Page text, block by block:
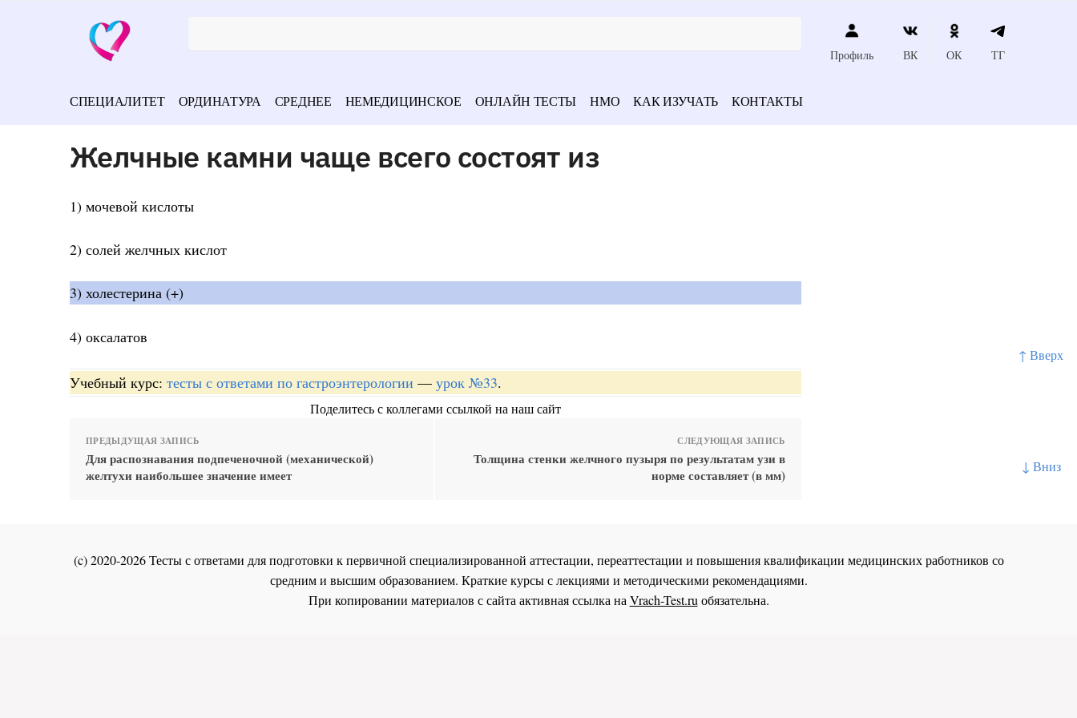
↑ Вверх
↓ Вниз
Профиль ВК ОК ТГ
СПЕЦИАЛИТЕТ ОРДИНАТУРА СРЕДНЕЕ НЕМЕДИЦИНСКОЕ ОНЛАЙН ТЕСТЫ НМО КАК ИЗУЧАТЬ КОНТАКТЫ
Желчные камни чаще всего состоят из
1) мочевой кислоты
2) солей желчных кислот
3) холестерина (+)
4) оксалатов
Учебный курс: тесты с ответами по гастроэнтерологии — урок №33.
Поделитесь с коллегами ссылкой на наш сайт
ПРЕДЫДУЩАЯ ЗАПИСЬ
Для распознавания подпеченочной (механической)
желтухи наибольшее значение имеет
СЛЕДУЮЩАЯ ЗАПИСЬ
Толщина стенки желчного пузыря по результатам узи в
норме составляет (в мм)
(c) 2020-2026 Тесты с ответами для подготовки к первичной специализированной аттестации, переаттестации и повышения квалификации медицинских работников со
средним и высшим образованием. Краткие курсы с лекциями и методическими рекомендациями.
При копировании материалов с сайта активная ссылка наVrach-Test.ruобязательна.